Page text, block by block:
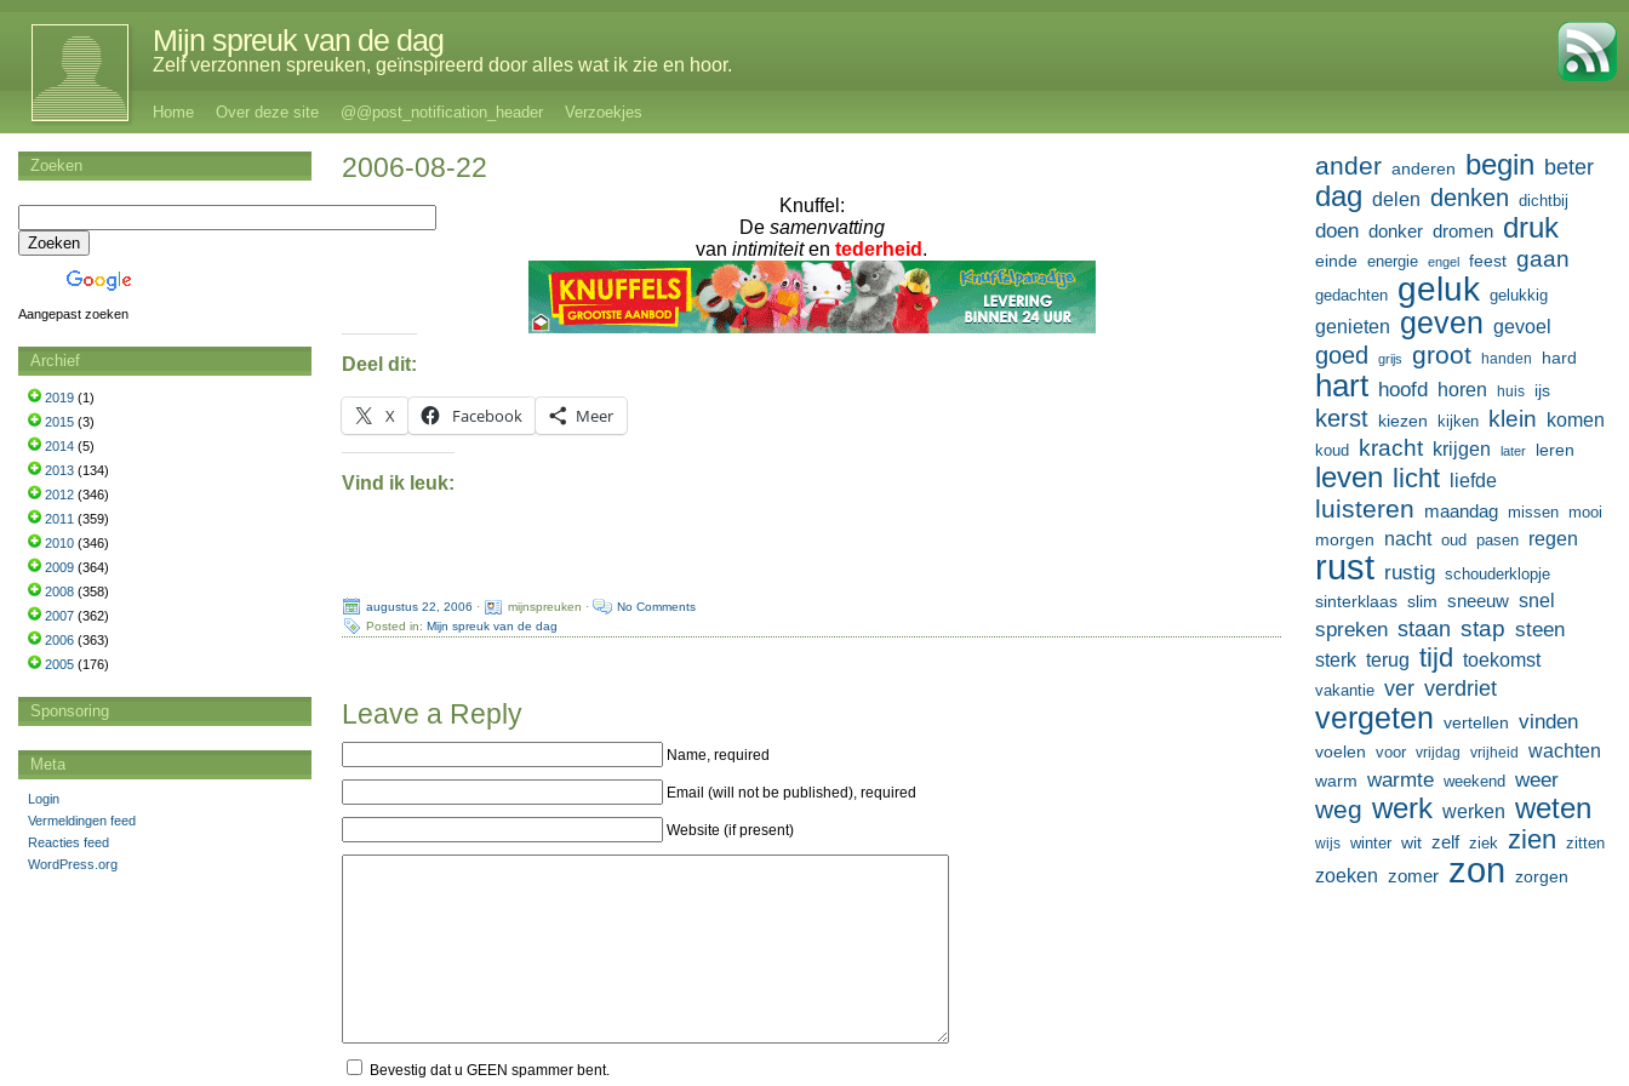
Mijn spreuk van de dag
Zelf verzonnen spreuken, geïnspireerd door alles wat ik zie en hoor.
Home Over deze site @@post_notification_header Verzoekjes
2006-08-22
Knuffel:
De samenvatting
vanintimiteitentederheid .
Deel dit:
X Facebook Meer
Vind ik leuk:
augustus 22, 2006 · mijnspreuken ·
No Comments
Posted in:Mijn spreuk van de dag
Leave a Reply
Name, required
Email (will not be published), required
Website (if present)
Bevestig dat u GEEN spammer bent.
ander anderen begin beter
dag delen denken dichtbij
doen donker dromen druk
einde energie engel feest gaan
gedachten geluk gelukkig
genieten geven gevoel
goed grijs groot handen hard
hart hoofd horen huis ijs
kerst kiezen kijken klein komen
koud kracht krijgen later leren
leven licht liefde
luisteren maandag missen mooi
morgen nacht oud pasen regen
rust rustig schouderklopje
sinterklaas slim sneeuw snel
spreken staan stap steen
sterk terug tijd toekomst
vakantie ver verdriet
vergeten vertellen vinden
voelen voor vrijdag vrijheid wachten
warm warmte weekend weer
weg werk werken weten
wijs winter wit zelf ziek zien zitten
zoeken zomer zon zorgen
Zoeken
Aangepast zoeken
Archief
2019 (1)
2015 (3)
2014 (5)
2013 (134)
2012 (346)
2011 (359)
2010 (346)
2009 (364)
2008 (358)
2007 (362)
2006 (363)
2005 (176)
Sponsoring
Meta
Login
Vermeldingen feed
Reacties feed
WordPress.org